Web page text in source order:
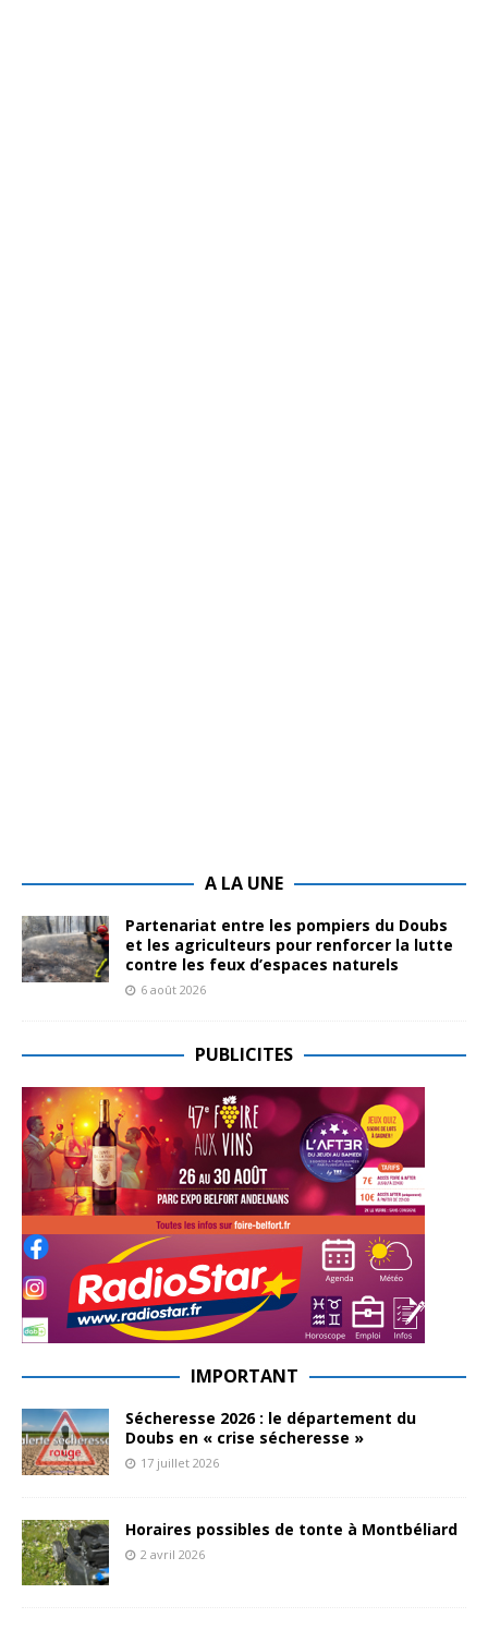
A LA UNE
Partenariat entre les pompiers du Doubs
et les agriculteurs pour renforcer la lutte
contre les feux d’espaces naturels
6 août 2026
PUBLICITES
IMPORTANT
Sécheresse 2026 : le département du
Doubs en « crise sécheresse »
17 juillet 2026
Horaires possibles de tonte à Montbéliard
2 avril 2026